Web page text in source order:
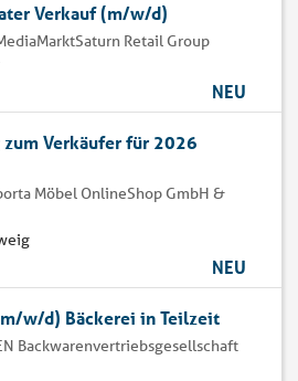
Verkauf (m/w/d)
Retail Group
NEU
Verkäufer für 2026
Möbel OnlineShop GmbH &
NEU
w/d) Bäckerei in Teilzeit
Backwarenvertriebsgesellschaft